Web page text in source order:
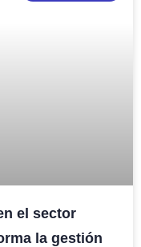
el sector
la gestión